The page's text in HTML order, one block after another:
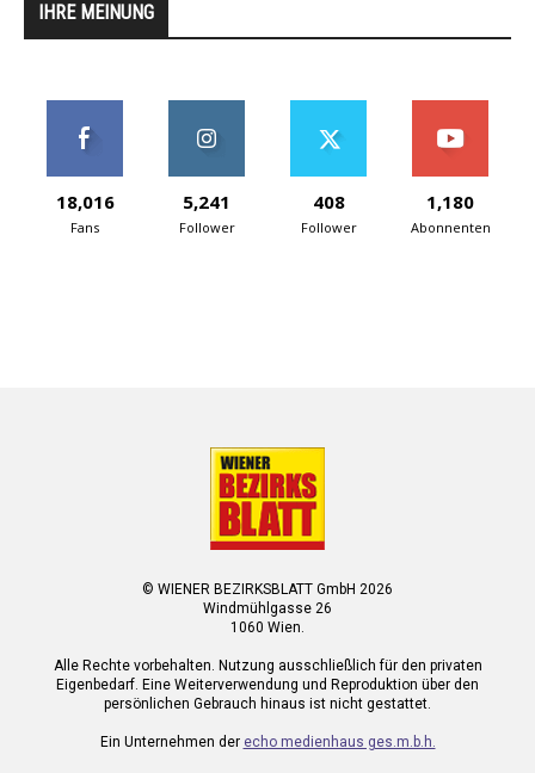
IHRE MEINUNG
18,016
Fans
5,241
Follower
408
Follower
1,180
Abonnenten
© WIENER BEZIRKSBLATT GmbH 2026
Windmühlgasse 26
1060 Wien.
Alle Rechte vorbehalten. Nutzung ausschließlich für den privaten
Eigenbedarf. Eine Weiterverwendung und Reproduktion über den
persönlichen Gebrauch hinaus ist nicht gestattet.
Ein Unternehmen der echo medienhaus ges.m.b.h.